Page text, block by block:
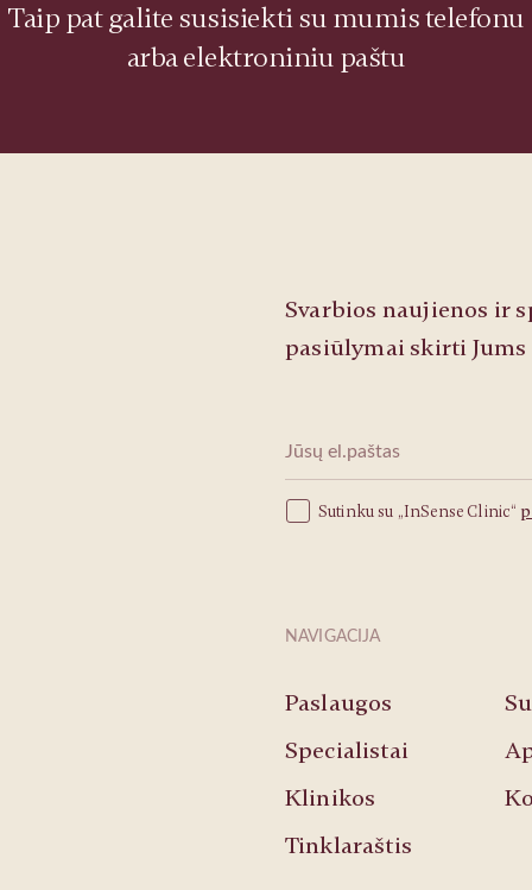
Taip pat galite susisiekti su mumis telefonu
arba elektroniniu paštu
Svarbios naujienos ir
pasiūlymai skirti Jums
Sutinku su „InSense Clinic“
NAVIGACIJA
Paslaugos
Specialistai
Klinikos
Tinklaraštis